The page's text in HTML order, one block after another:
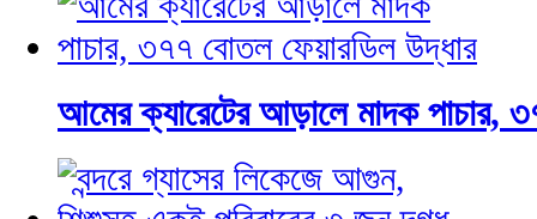
আমের ক্যারেটের আড়ালে মাদক পাচার,